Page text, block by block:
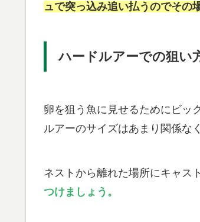
ュで突っ込み追い払うのでその
ハードルアーでの狙い
卵を狙う魚に見せるためにビッ
ルアーのサイズはあまり関係な
ネストから離れた場所にキャス
つけましょう。